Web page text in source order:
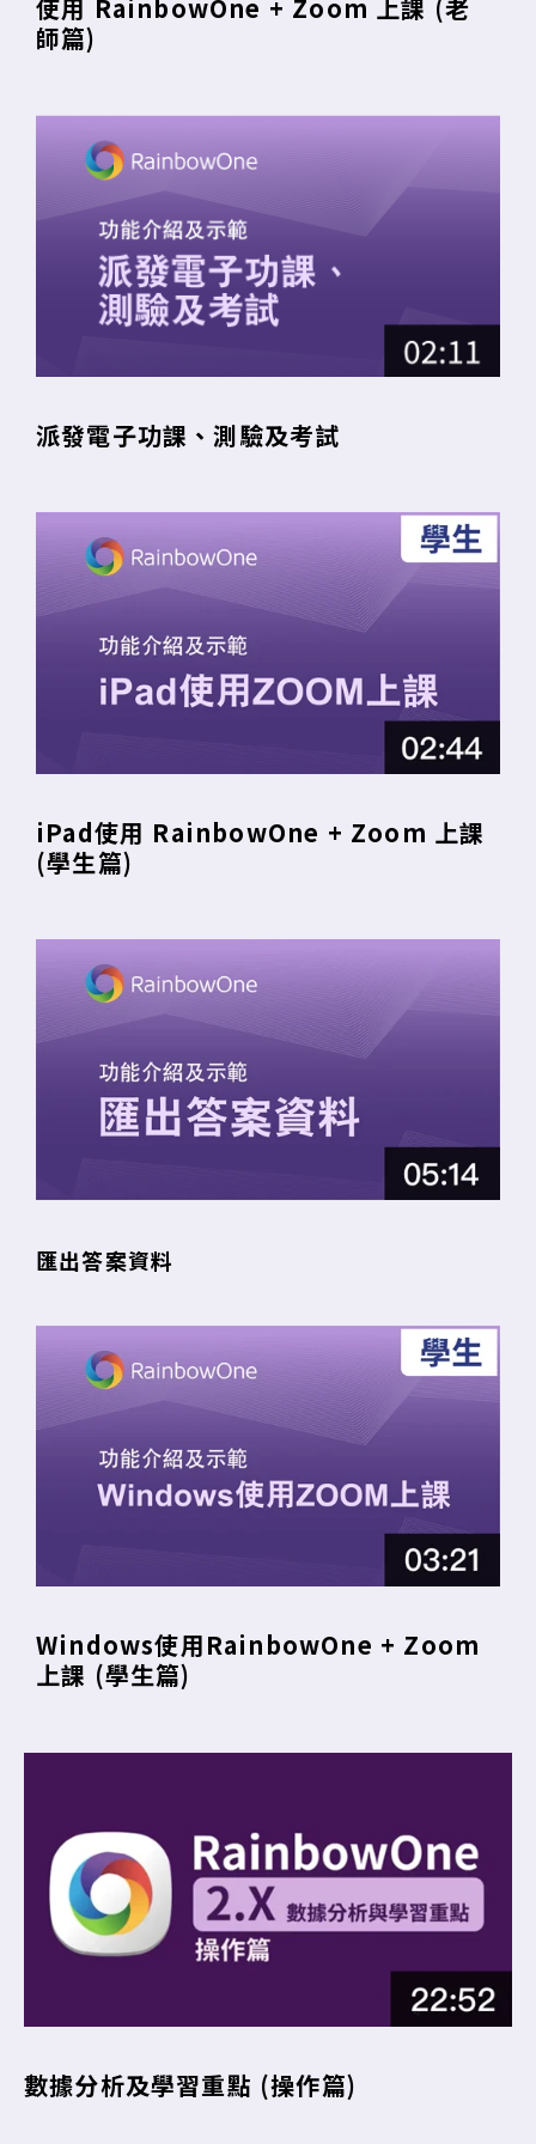
使用 RainbowOne + Zoom 上課 (老
師篇)
派發電子功課、測驗及考試
iPad使用 RainbowOne + Zoom 上課
(學生篇)
匯出答案資料
Windows使用RainbowOne + Zoom
上課 (學生篇)
數據分析及學習重點 (操作篇)